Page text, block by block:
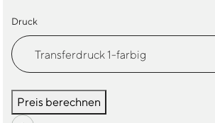
Vest
W
Menge
Druck
Preis berechnen